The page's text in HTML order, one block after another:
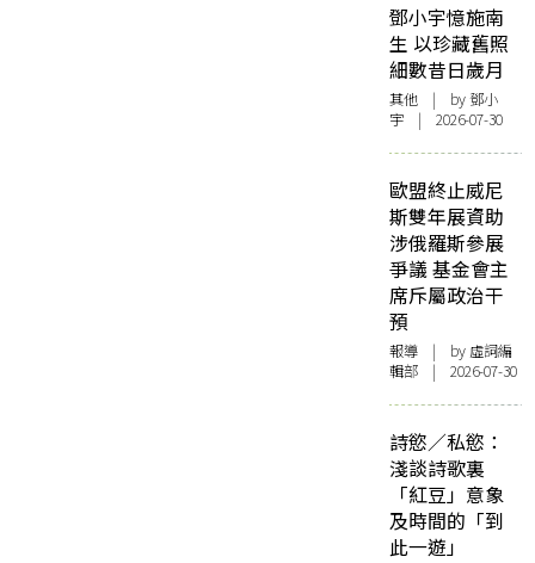
鄧小宇憶施南
生 以珍藏舊照
細數昔日歲月
其他 | by 鄧小
宇 | 2026-07-30
歐盟終止威尼
斯雙年展資助
涉俄羅斯參展
爭議 基金會主
席斥屬政治干
預
報導 | by 虛詞編
輯部 | 2026-07-30
詩慾／私慾：
淺談詩歌裏
「紅豆」意象
及時間的「到
此一遊」